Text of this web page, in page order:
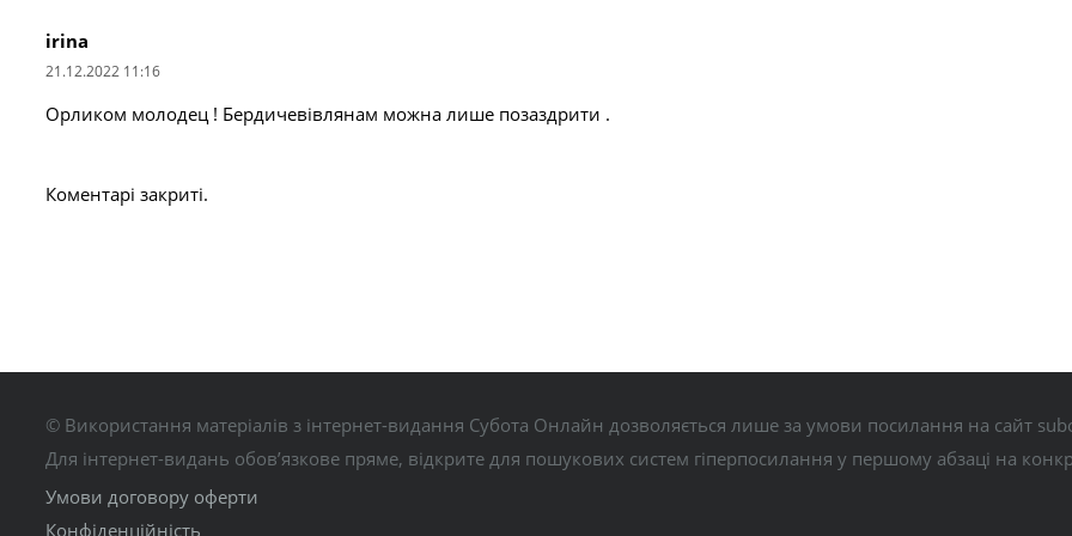
irina
21.12.2022 11:16
Орликом молодец ! Бердичевівлянам можна лише позаздрити .
Коментарі закриті.
© Використання матеріалів з інтернет-видання Субота Онлайн дозволяється лише за умови посилання на сайт
Для інтернет-видань обов’язкове пряме, відкрите для пошукових систем гіперпосилання у першому абзаці на
Умови договору оферти
Конфіденційність